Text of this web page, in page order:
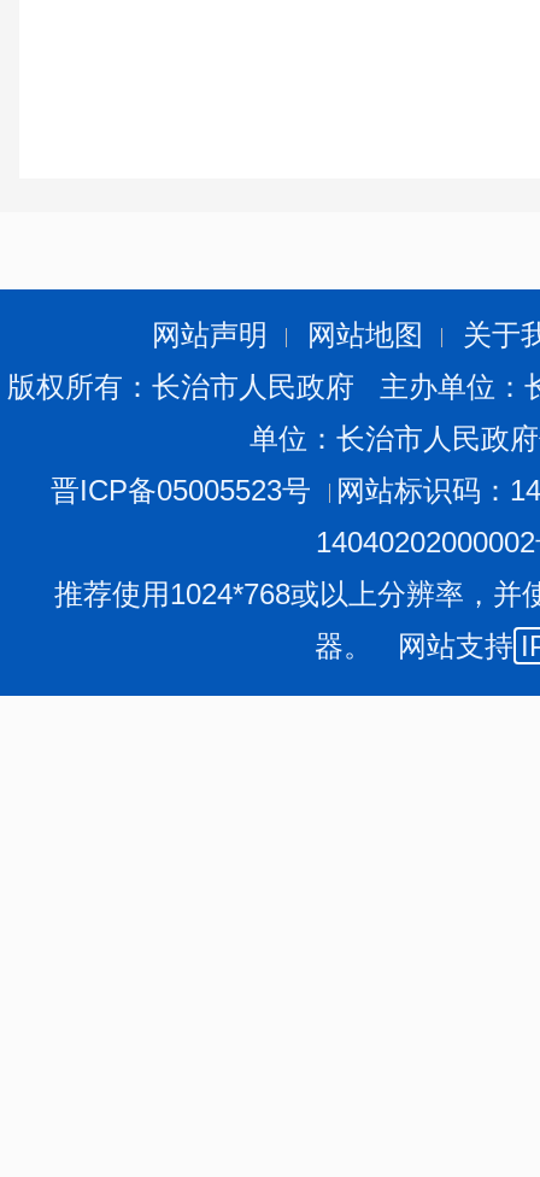
网站声明 网站地图
关于
版权所有：长治市人民政府 主办单位
单位：长治市人民政
晋ICP备05005523号
网站标识码：
推荐使用1024*768或以上分辨率，并
器。 网站支持